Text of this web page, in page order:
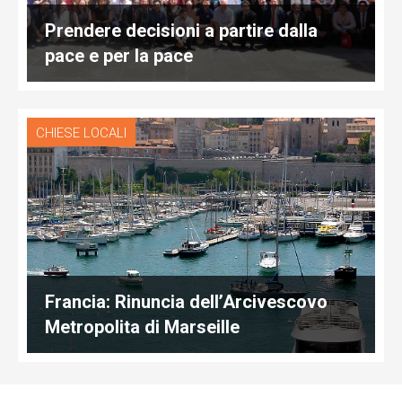
Prendere decisioni a partire dalla
pace e per la pace
CHIESE LOCALI
Francia: Rinuncia dell’Arcivescovo
Metropolita di Marseille